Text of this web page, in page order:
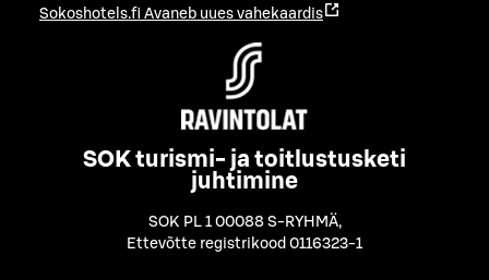
Sokoshotels.fi Avaneb uues vahekaardis
SOK turismi- ja toitlustusketi
juhtimine
SOK PL 1 00088 S-RYHMÄ,
Ettevõtte registrikood 0116323-1